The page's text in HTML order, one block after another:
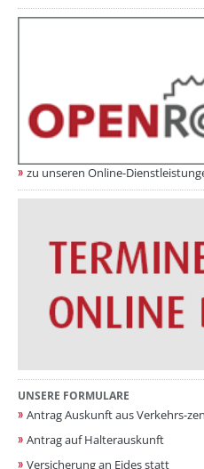
zu unseren Online-
UNSERE FORMULARE
Antrag Auskunft aus Verkehrs-
Antrag auf Halterauskunft
Versicherung an Eides statt